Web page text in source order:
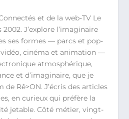
et de la web-TV Le
J’explore l’imaginaire
ses formes — parcs et pop-
cinéma et animation —
atmosphérique,
et d’imaginaire, que je
Rê>ON. J’écris des articles
en curieux qui préfère la
jetable. Côté métier, vingt-